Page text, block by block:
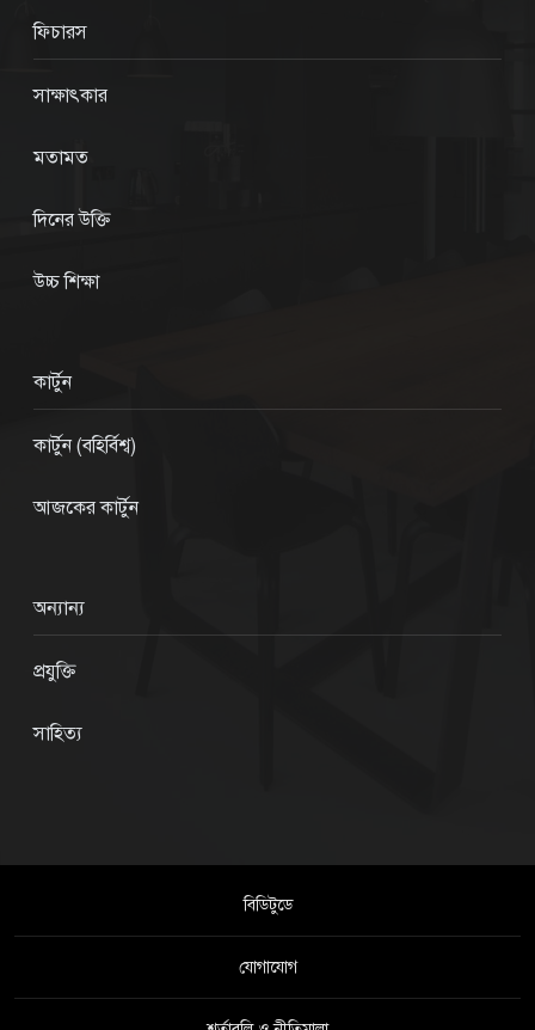
ফিচারস
সাক্ষাৎকার
মতামত
দিনের উক্তি
উচ্চ শিক্ষা
কার্টুন
কার্টুন (বহির্বিশ্ব)
আজকের কার্টুন
অন্যান্য
প্রযুক্তি
সাহিত্য
বিডিটুডে
যোগাযোগ